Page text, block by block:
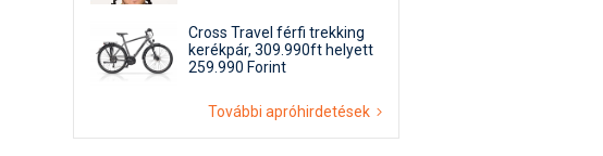
Cross Travel férfi trekking
kerékpár, 309.990ft helyett
259.990 Forint
További apróhirdetések